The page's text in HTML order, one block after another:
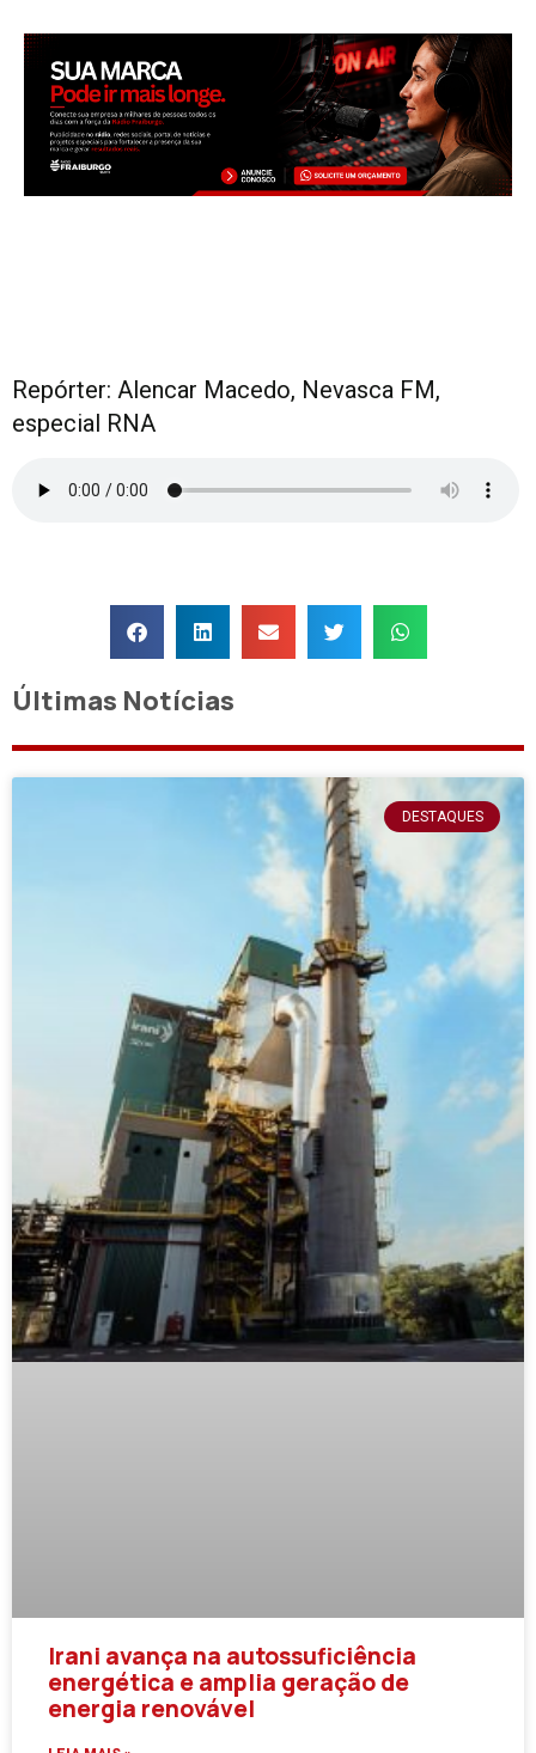
Repórter: Alencar Macedo, Nevasca FM,
especial RNA
Últimas Notícias
DESTAQUES
Irani avança na autossuficiência
energética e amplia geração de
energia renovável